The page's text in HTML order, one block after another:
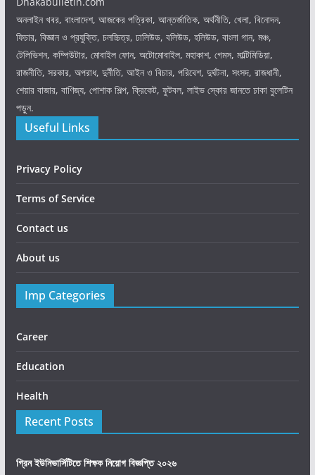
অনলাইন খবর, বাংলাদেশ, আজকের পত্রিকা, আন্তর্জাতিক, অর্থনীতি, খেলা, বিনোদন,
ফিচার, বিজ্ঞান ও প্রযুক্তি, চলচ্চিত্র, ঢালিউড, বলিউড, হলিউড, বাংলা গান, মঞ্চ,
টেলিভিশন, কম্পিউটার, মোবাইল ফোন, অটোমোবাইল, মহাকাশ, গেমস, মাল্টিমিডিয়া,
রাজনীতি, সরকার, অপরাধ, দুর্নীতি, আইন ও বিচার, পরিবেশ, দুর্ঘটনা, সংসদ, রাজধানী,
শেয়ার বাজার, বাণিজ্য, পোশাক শিল্প, ক্রিকেট, ফুটবল, লাইভ স্কোর জানতে ঢাকা বুলেটিন
পড়ুন.
Useful Links
Privacy Policy
Terms of Service
Contact us
About us
Imp Categories
Career
Education
Health
Recent Posts
গ্রিন ইউনিভার্সিটিতে শিক্ষক নিয়োগ বিজ্ঞপ্তি ২০২৬